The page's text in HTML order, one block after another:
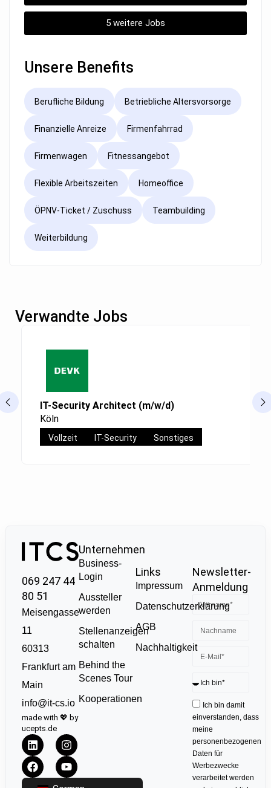
5 weitere Jobs
Unsere Benefits
Berufliche Bildung Betriebliche Altersvorsorge
Finanzielle Anreize Firmenfahrrad
Firmenwagen Fitnessangebot
Flexible Arbeitszeiten Homeoffice
ÖPNV-Ticket / Zuschuss Teambuilding
Weiterbildung
Verwandte Jobs
IT-Security Architect (m/w/d)
Köln
Vollzeit IT-Security Sonstiges
069 247 44
80 51
Meisengasse
11
60313
Frankfurt am
Main
info@it-cs.io
made with 💖 by
ucepts.de
Unternehmen
Business-
Login
Aussteller
werden
Stellenanzeigen
schalten
Behind the
Scenes Tour
Kooperationen
Links
Impressum
Datenschutzerklärung
AGB
Nachhaltigkeit
Newsletter-
Anmeldung
Ich bin damit
einverstanden, dass
meine
personenbezogenen
Daten für
Werbezwecke
verarbeitet werden